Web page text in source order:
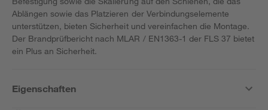
Ablängen sowie das Platzieren der Verbindungselemente
unterstützen, bieten Sicherheit und vereinfachen die Montage.
Der Brandprüfbericht nach MLAR / EN1363-1 der FLS 37 bietet
ein Plus an Sicherheit.
Eigenschaften